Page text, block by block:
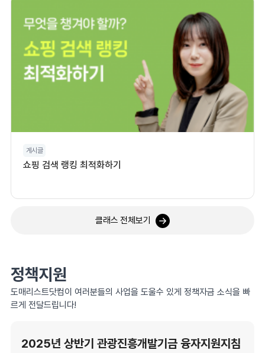
게시글
쇼핑 검색 랭킹 최적화하기
클래스 전체보기
정책지원
도매리스트닷컴이 여러분들의 사업을 도울수 있게 정책자금 소식을 빠
르게 전달드립니다!
2025년 상반기 관광진흥개발기금 융자지원지침